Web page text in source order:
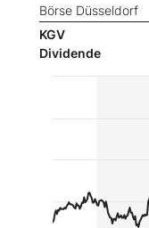
Börse Düsseldorf
KGV
Dividende